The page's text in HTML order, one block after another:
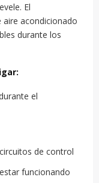
El
acondicionado
durante los
el
de control
funcionando